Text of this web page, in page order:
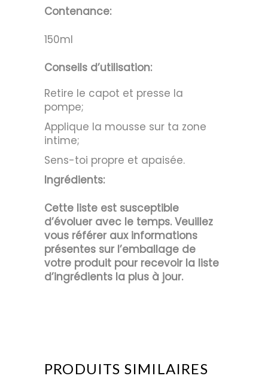
Contenance:
150ml
Conseils d’utilisation:
Retire le capot et presse la
pompe;
Applique la mousse sur ta zone
intime;
Sens-toi propre et apaisée.
Ingrédients:
Cette liste est susceptible
d’évoluer avec le temps. Veuillez
vous référer aux informations
présentes sur l’emballage de
votre produit pour recevoir la liste
d’ingrédients la plus à jour.
PRODUITS SIMILAIRES